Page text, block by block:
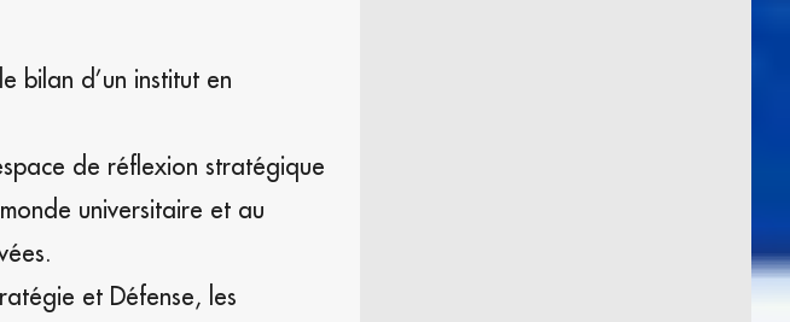
bilan d’un institut en
de réflexion stratégique
universitaire et au
et Défense, les